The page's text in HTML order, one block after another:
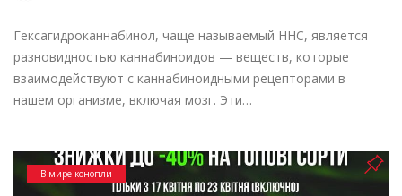
Гексагидроканнабинол, чаще называемый HHC, является
разновидностью каннабиноидов — веществ, которые
взаимодействуют с каннабиноидными рецепторами в
нашем организме, включая мозг. Эти…
В мире конопли